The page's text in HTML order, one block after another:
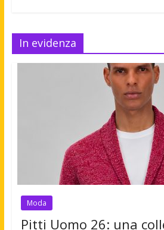
In evidenza
Moda
Pitti Uomo 26: una